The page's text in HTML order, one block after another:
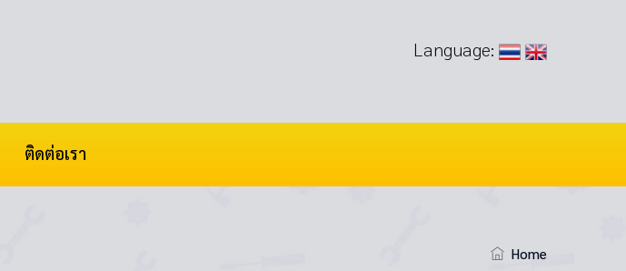
Language:
ติดต่อเรา
Home